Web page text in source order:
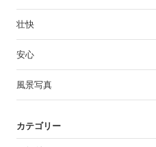
壮快
安心
風景写真
カテゴリー